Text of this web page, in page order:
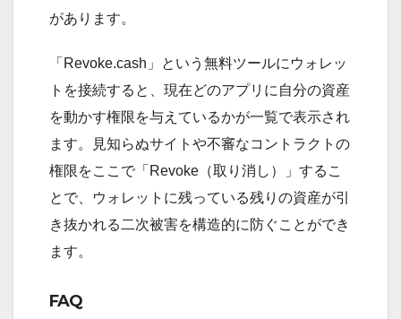
があります。
「Revoke.cash」という無料ツールにウォレッ
トを接続すると、現在どのアプリに自分の資産
を動かす権限を与えているかが一覧で表示され
ます。見知らぬサイトや不審なコントラクトの
権限をここで「Revoke（取り消し）」するこ
とで、ウォレットに残っている残りの資産が引
き抜かれる二次被害を構造的に防ぐことができ
ます。
FAQ